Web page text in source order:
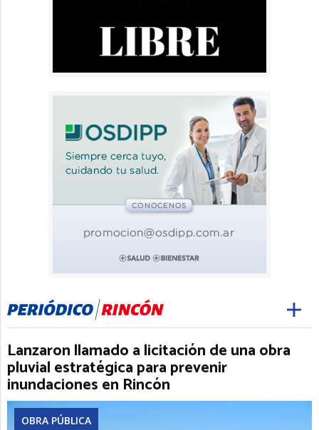
Lanzaron llamado a licitación de una obra
pluvial estratégica para prevenir
inundaciones en Rincón
OBRA PÚBLICA